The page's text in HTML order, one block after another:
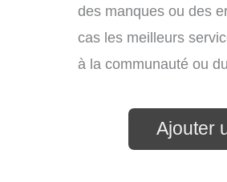
des manques ou des
cas les meilleurs
à la communauté ou
Ajouter